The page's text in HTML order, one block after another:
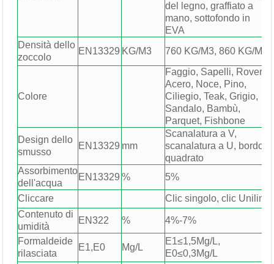
del legno, graffiato a
mano, sottofondo in
EVA
Densità dello
zoccolo
EN13329 KG/M3 760 KG/M3, 860 KG/M3
Colore
Faggio, Sapelli, Rovere,
Acero, Noce, Pino,
Ciliegio, Teak, Grigio,
Sandalo, Bambù,
Parquet, Fishbone
Design dello
smusso
EN13329 mm
Scanalatura a V,
scanalatura a U, bordo
quadrato
Assorbimento
dell'acqua
EN13329 % 5%
Cliccare
Clic singolo, clic Unilin
Contenuto di
umidità
EN322 %
4%-7%
Formaldeide
rilasciata
E1,E0 Mg/L
E1≤1,5Mg/L,
E0≤0,3Mg/L